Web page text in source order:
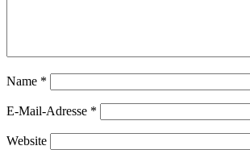
Name *
E-Mail-Adresse *
Website